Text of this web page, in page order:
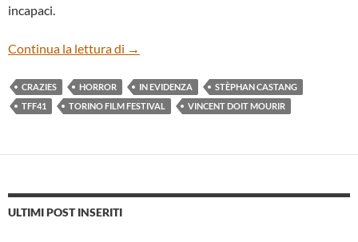
incapaci.
Continua la lettura di “VINCENT DOIT MOURIR” DI STÈPHAN
→
CRAZIES HORROR IN EVIDENZA
STÈPHAN CASTANG
TFF41
TORINO FILM FESTIVAL VINCENT DOIT MOURIR
ULTIMI POST INSERITI